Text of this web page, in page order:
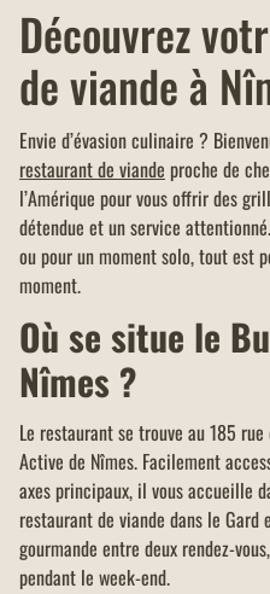
Découvrez
de viande à
Envie d’évasion culinaire ?
restaurant de viande proche de
l’Amérique pour vous offrir des
détendue et un service
ou pour un moment solo, tout est
moment.
Où se situe le
Nîmes ?
Le restaurant se trouve au 185
Active de Nîmes. Facilement
axes principaux, il vous accueille
restaurant de viande dans le
gourmande entre deux rendez-
pendant le week-end.